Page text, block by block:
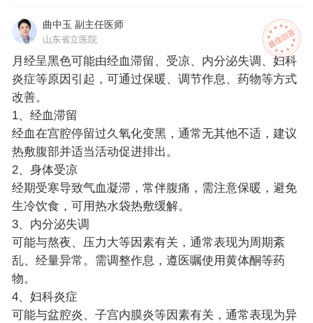
曲中玉 副主任医师
山东省立医院
月经呈黑色可能由经血滞留、受凉、内分泌失调、妇科
炎症等原因引起，可通过保暖、调节作息、药物等方式
改善。
1、经血滞留
经血在宫腔停留过久氧化变黑，通常无其他不适，建议
热敷腹部并适当活动促进排出。
2、身体受凉
经期受寒导致气血凝滞，常伴腹痛，需注意保暖，避免
生冷饮食，可用热水袋热敷缓解。
3、内分泌失调
可能与熬夜、压力大等因素有关，通常表现为周期紊
乱、经量异常。需调整作息，遵医嘱使用黄体酮等药
物。
4、妇科炎症
可能与盆腔炎、子宫内膜炎等因素有关，通常表现为异